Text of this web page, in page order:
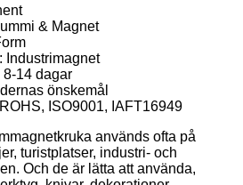
& Magnet
Industrimagnet
8-14 dagar
önskemål
ISO9001, IAFT16949
används ofta på
turistplatser, industri- och
Och de är lätta att använda,